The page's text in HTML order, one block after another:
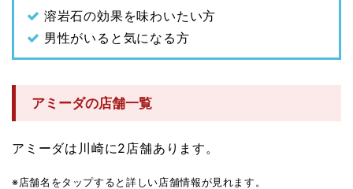
溶岩石の効果を味わいたい方
男性がいると気になる方
アミーダの店舗一覧
アミーダは川崎に2店舗あります。
※店舗名をタップすると詳しい店舗情報が見れます。